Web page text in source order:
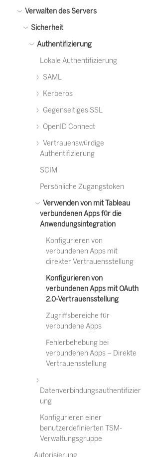
Verwalten des Servers
Sicherheit
Authentifizierung
Lokale Authentifizierung
SAML
Kerberos
Gegenseitiges SSL
OpenID Connect
Vertrauenswürdige
Authentifizierung
SCIM
Persönliche Zugangstoken
Verwenden von mit Tableau
verbundenen Apps für die
Anwendungsintegration
Konfigurieren von
verbundenen Apps mit
direkter Vertrauensstellung
Konfigurieren von
verbundenen Apps mit OAuth
2.0-Vertrauensstellung
Zugriffsbereiche für
verbundene Apps
Fehlerbehebung bei
verbundenen Apps – Direkte
Vertrauensstellung
Datenverbindungsauthentifizier
ung
Konfigurieren einer
benutzerdefinierten TSM-
Verwaltungsgruppe
Autorisierung